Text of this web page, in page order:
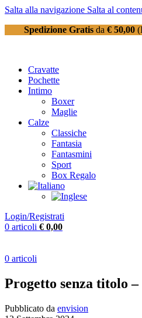
Salta alla navigazione Salta al
Spedizione Gratis da € 50,00
Cravatte
Pochette
Intimo
Boxer
Maglie
Calze
Classiche
Fantasia
Fantasmini
Sport
Box Regalo
Login/Registrati
0 articoli € 0,00
0 articoli
Progetto senza titolo –
Pubblicato da envision